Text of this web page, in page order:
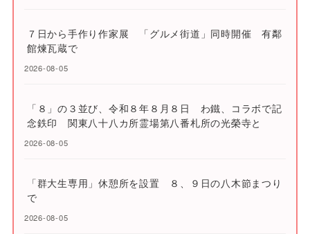
７日から手作り作家展 「グルメ街道」同時開催 有鄰
館煉瓦蔵で
2026-08-05
「８」の３並び、令和８年８月８日 わ鐵、コラボで記
念鉄印 関東八十八カ所霊場第八番札所の光榮寺と
2026-08-05
「群大生専用」休憩所を設置 ８、９日の八木節まつり
で
2026-08-05